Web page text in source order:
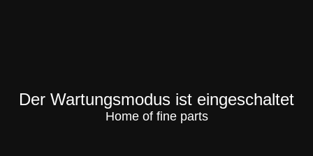
Der Wartungsmodus ist eingeschaltet
Home of fine parts